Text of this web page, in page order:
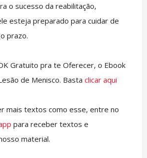
o sucesso da reabilitação,
esteja preparado para cuidar de
prazo.
Gratuito pra te Oferecer, o Ebook
de Menisco. Basta clicar aqui
mais textos como esse, entre no
para receber textos e
material.